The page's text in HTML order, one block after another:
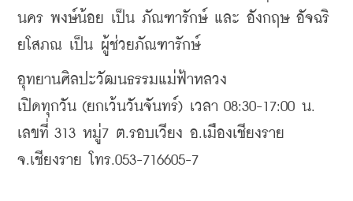
นคร พงษ์น้อย เป็น ภัณฑารักษ์ และ อังกฤษ อัจฉริ
ยโสภณ เป็น ผู้ช่วยภัณฑารักษ์
อุทยานศิลปะวัฒนธรรมแม่ฟ้าหลวง
เปิดทุกวัน (ยกเว้นวันจันทร์) เวลา 08:30-17:00 น.
เลขที่ 313 หมู่7 ต.รอบเวียง อ.เมืองเชียงราย
จ.เชียงราย โทร.053-716605-7